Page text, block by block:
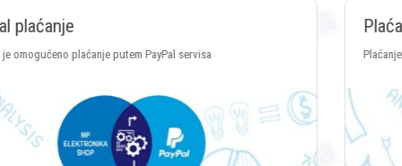
Plaćanje putem svih vrsta Crypto valuta